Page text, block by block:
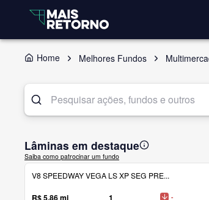
Home Melhores Fundos
Lâminas em destaque
Saiba como patrocinar um fundo
V8 SPEEDWAY VEGA LS XP SEG PRE...
R$ 5,86 mi 1 -